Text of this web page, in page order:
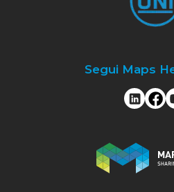
Segui Maps